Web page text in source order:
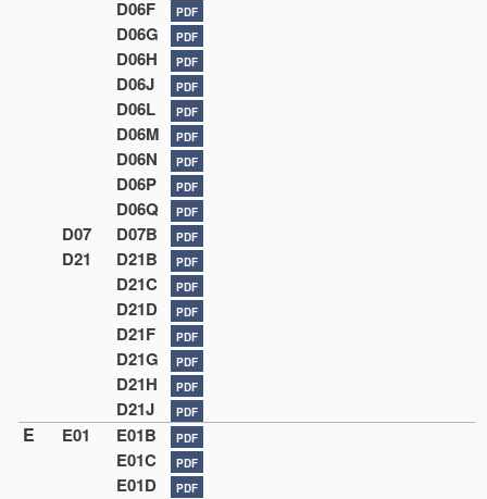
D06F PDF
D06G PDF
D06H PDF
D06J PDF
D06L PDF
D06M PDF
D06N PDF
D06P PDF
D06Q PDF
D07 D07B PDF
D21 D21B PDF
D21C PDF
D21D PDF
D21F PDF
D21G PDF
D21H PDF
D21J PDF
E E01 E01B PDF
E01C PDF
E01D PDF